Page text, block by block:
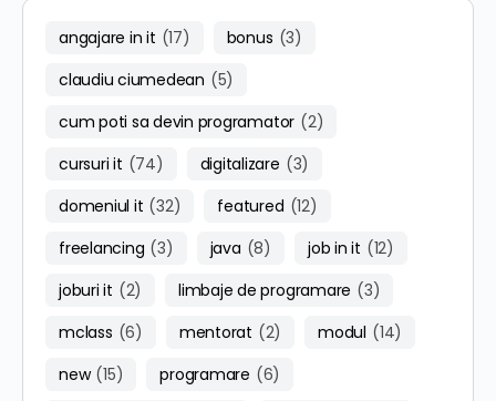
angajare in it (17) bonus (3)
claudiu ciumedean (5)
cum poti sa devin programator (2)
cursuri it (74) digitalizare (3)
domeniul it (32) featured (12)
freelancing (3) java (8) job in it (12)
joburi it (2) limbaje de programare (3)
mclass (6) mentorat (2) modul (14)
new (15) programare (6)